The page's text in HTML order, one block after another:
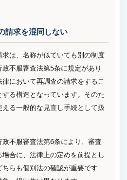
請求を混同しない
は、名称が似ていても別の制度
不服審査法第5条に規定があり
において再調査の請求をするこ
る構造となっています。そのた
る一般的な見直し手続として扱
不服審査法第6条により、審査
合に、法律上の定めを前提とし
らも個別法の確認が重要です